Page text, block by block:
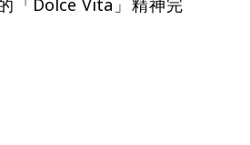
「Dolce Vita」精神完